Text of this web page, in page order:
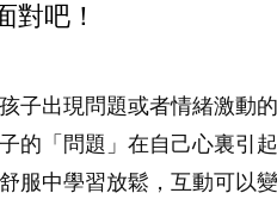
對吧！
子出現問題或者情緒激動
的「問題」在自己心裏引
服中學習放鬆，互動可以